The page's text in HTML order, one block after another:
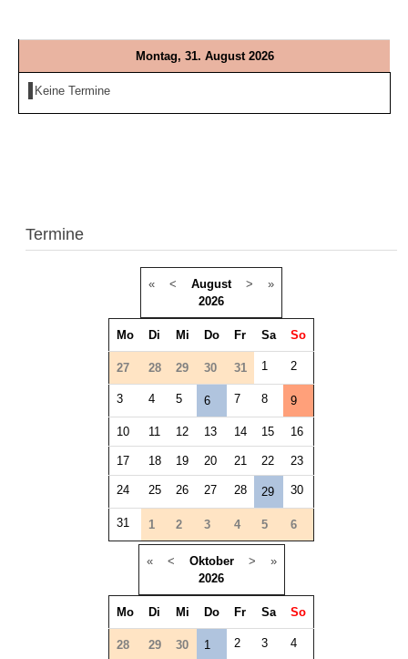
Montag, 31. August 2026
Keine Termine
Termine
« <
August
2026
> »
Mo Di Mi Do Fr Sa So
27 28 29 30 31 1 2
3 4 5 6 7 8 9
10 11 12 13 14 15 16
17 18 19 20 21 22 23
24 25 26 27 28 29 30
31 1 2 3 4 5 6
« <
Oktober
2026
> »
Mo Di Mi Do Fr Sa So
28 29 30 1 2 3 4